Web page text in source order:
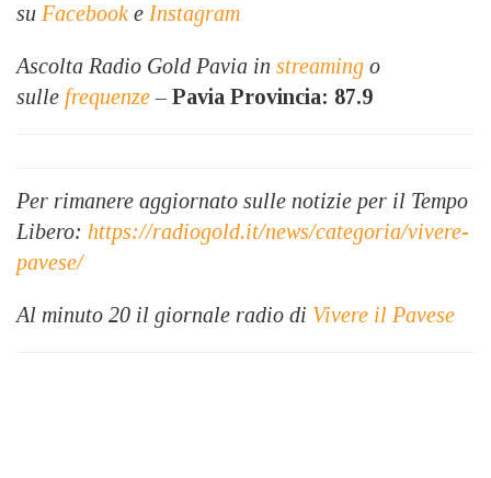
su Facebook e Instagram
Ascolta Radio Gold Pavia in streaming o
sulle frequenze– Pavia Provincia: 87.9
Per rimanere aggiornato sulle notizie per il Tempo
Libero: https://radiogold.it/news/categoria/vivere-
pavese/
Al minuto 20 il giornale radio di Vivere il Pavese